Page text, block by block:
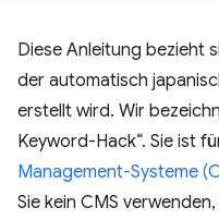
Diese Anleitung bezieht
der automatisch
erstellt wird. Wir
Keyword-Hack“. Sie ist
Management-Systeme
Sie kein CMS